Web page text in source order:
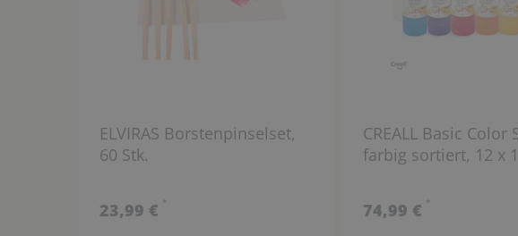
ELVIRAS Borstenpinselset,
60 Stk.
23,99 € *
CREALL Basic Color
farbig sortiert, 12 x
74,99 € *